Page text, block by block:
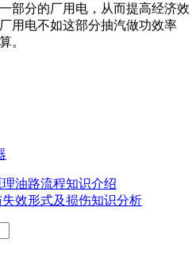
部分的厂用电，从而提高经济效
用电不如这部分抽汽做功效率
。
油路流程知识介绍
效形式及损伤知识分析